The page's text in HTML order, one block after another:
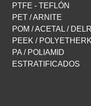
PTFE - TEFLÓN
PET / ARNITE
POM / ACETAL /
PEEK /
PA / POLIAMID
ESTRATIFICADOS